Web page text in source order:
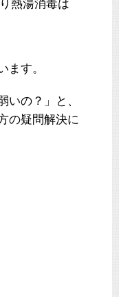
熱湯消毒は
ます。
いの？」と、
の疑問解決に